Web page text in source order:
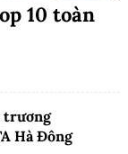
10 toàn
trương
Hà Đông